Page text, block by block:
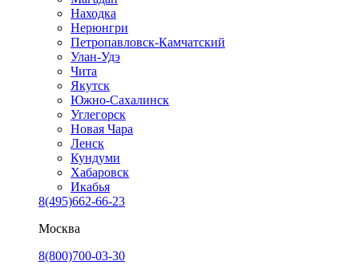
Находка
Нерюнгри
Петропавловск-Камчатский
Улан-Удэ
Чита
Якутск
Южно-Сахалинск
Углегорск
Новая Чара
Ленск
Кундуми
Хабаровск
Икабья
8(495)662-66-23
Москва
8(800)700-03-30